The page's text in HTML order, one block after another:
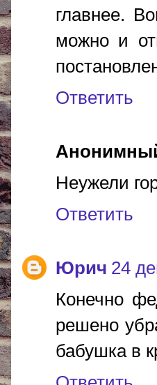
главнее.
можно и
Ответить
Неужели
Ответить
Юрич 24
Конечно
решено
бабушка в